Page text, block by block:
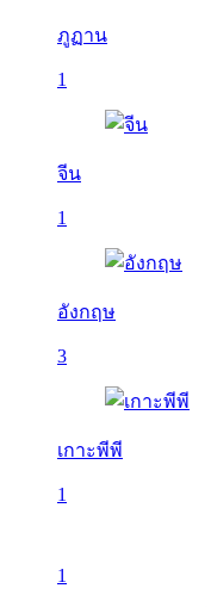
ภูฏาน
1
จีน
1
อังกฤษ
3
เกาะพีพี
1
1